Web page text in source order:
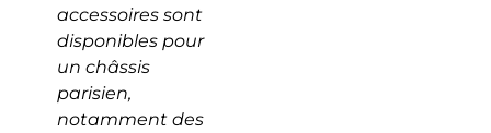
accessoires sont
disponibles pour
un châssis
parisien,
notamment des